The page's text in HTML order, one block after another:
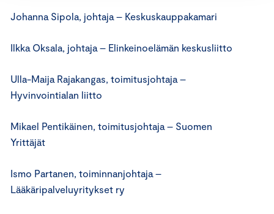
Johanna Sipola, johtaja – Keskuskauppakamari
Ilkka Oksala, johtaja – Elinkeinoelämän keskusliitto
Ulla-Maija Rajakangas, toimitusjohtaja –
Hyvinvointialan liitto
Mikael Pentikäinen, toimitusjohtaja – Suomen
Yrittäjät
Ismo Partanen, toiminnanjohtaja –
Lääkäripalveluyritykset ry